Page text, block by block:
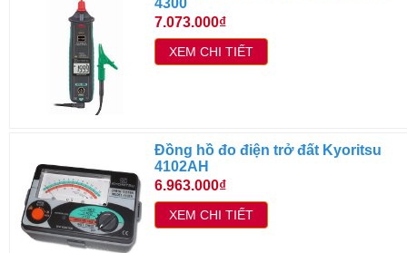
7.073.000₫
XEM CHI TIẾT
Đồng hồ đo điện trở đất Kyoritsu
4102AH
6.963.000₫
XEM CHI TIẾT